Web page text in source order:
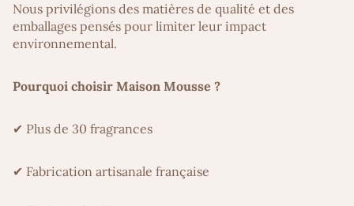
Nous privilégions des matières de qualité et des
emballages pensés pour limiter leur impact
environnemental.
Pourquoi choisir Maison Mousse ?
✔ Plus de 30 fragrances
✔ Fabrication artisanale française